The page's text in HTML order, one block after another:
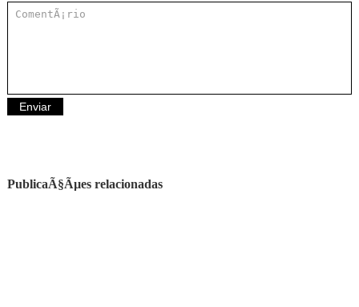
PublicaÃ§Ãµes relacionadas